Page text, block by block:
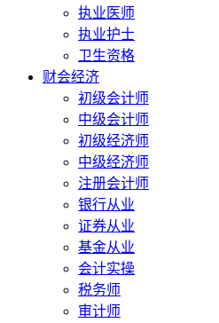
执业医师
执业护士
卫生资格
财会经济
初级会计师
中级会计师
初级经济师
中级经济师
注册会计师
银行从业
证券从业
基金从业
会计实操
税务师
审计师